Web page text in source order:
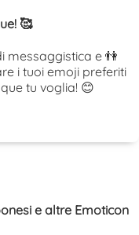
🥰
messaggistica e 👫
i tuoi emoji preferiti
tu voglia! 😊
e altre Emoticon